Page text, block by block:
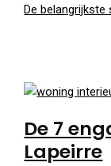
De
De 7
Lapeirre